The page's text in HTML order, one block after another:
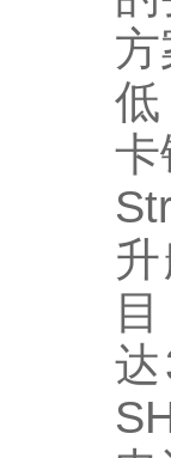
卡